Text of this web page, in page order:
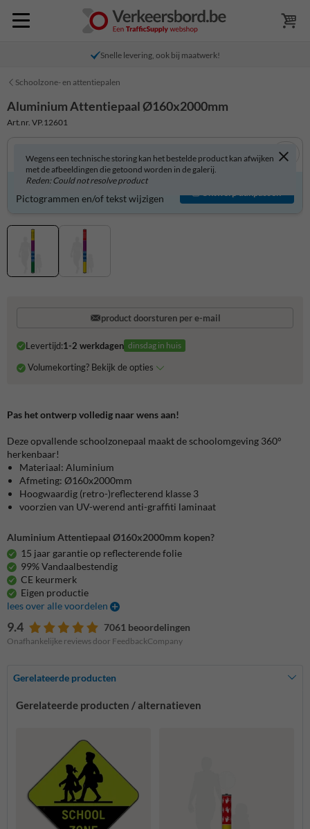
Snelle levering, ook bij maatwerk!
Schoolzone- en attentiepalen
Aluminium Attentiepaal Ø160x2000mm
Art.nr. VP.12601
Wegens een technische storing kan het bestelde product kan afwijken
met de afbeeldingen die getoond worden in de galerij.
Reden: Could not resolve product
Product zelf aanpassen?
Pictogrammen en/of tekst wijzigen
Ontwerp aanpassen
product doorsturen per e-mail
Levertijd:1-2 werkdagen dinsdag in huis
Volumekorting? Bekijk de opties
Pas het ontwerp volledig naar wens aan!
Deze opvallende schoolzonepaal maakt de schoolomgeving 360°
herkenbaar!
Materiaal: Aluminium
Afmeting: Ø160x2000mm
Hoogwaardig (retro-)reflecterend klasse 3
voorzien van UV-werend anti-graffiti laminaat
Aluminium Attentiepaal Ø160x2000mm kopen?
15 jaar garantie op reflecterende folie
99% Vandaalbestendig
CE keurmerk
Eigen productie
lees over alle voordelen
9.4 7061 beoordelingen
Onafhankelijke reviews door FeedbackCompany
Gerelateerde producten
Gerelateerde producten / alternatieven